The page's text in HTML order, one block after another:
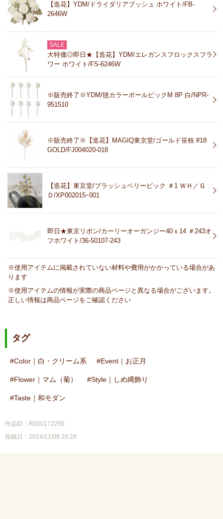
【造花】YDM/ドライダリアブッシュ ホワイト/FB-
2646W
SALE
大特価◎即日★【造花】YDM/エレガンスフロックスフラ
ワー ホワイト/FS-6246W
※販売終了※YDM/毬カラーボールピックM 8P 白/NPR-
951510
※販売終了※【造花】MAGIQ東京堂/ゴールド笹枝 #18
GOLD/FJ004020-018
【造花】東京堂/ブラッシュベリーピック ＃1 ＷＨ／Ｇ
Ｄ/XP002015ｰ001
即日★東京リボン/カーリーオーガンジー40ｘ14 ＃243オ
フホワイト/36-50107-243
※使用アイテムに掲載されていない材料や費用がかかっている場合があ
ります
※使用アイテムの情報が実際の商品ページと異なる場合がございます。
正しい情報は商品ページをご確認ください
タグ
Color｜白・クリーム系 Event｜お正月
Flower｜マム（菊） Style｜しめ縄飾り
Taste｜和モダン
作品ID：R000172256
投稿日：2024/11/08 20:28